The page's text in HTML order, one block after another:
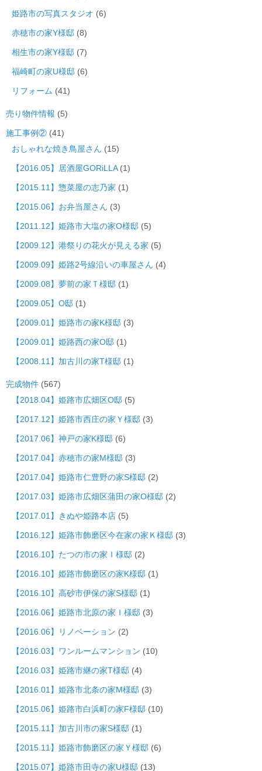
姫路市の写真スタジオ (6)
赤穂市の家Y様邸 (8)
相生市の家Y様邸 (7)
福崎町の家U様邸 (6)
リフォーム (41)
売り物件情報 (5)
施工事例② (41)
おしゃれな焼き鳥屋さん (15)
【2016.05】居酒屋GORiLLA(1)
【2015.11】惣菜屋の志乃家 (1)
【2015.06】お弁当屋さん (3)
【2011.12】姫路市大塩の家O様邸 (5)
【2009.12】港祭りの花火が見える家 (5)
【2009.09】姫路2号線沿いの車屋さん (4)
【2009.08】夢前の家Ｔ様邸 (1)
【2009.05】O邸 (1)
【2009.01】姫路市の家K様邸 (3)
【2009.01】姫路西の家O邸 (1)
【2008.11】加古川の家T様邸 (1)
完成物件 (567)
【2018.04】姫路市広畑区O邸 (5)
【2017.12】姫路市西庄の家Ｙ様邸 (3)
【2017.06】神戸の家K様邸 (6)
【2017.04】赤穂市の家M様邸 (3)
【2017.04】姫路市仁豊野の家S様邸 (2)
【2017.03】姫路市広畑区蒲田の家O様邸 (2)
【2017.01】きぬや姫路本店 (5)
【2016.12】姫路市飾磨区今在家の家Ｋ様邸 (3)
【2016.10】たつの市の家Ｉ様邸 (2)
【2016.10】姫路市飾磨区の家K様邸 (1)
【2016.10】高砂市伊保の家S様邸 (1)
【2016.06】姫路市北原の家Ｉ様邸 (3)
【2016.06】リノベーション (2)
【2016.03】ワンルームマンション (10)
【2016.03】姫路市継の家T様邸 (4)
【2016.01】姫路市北条の家M様邸 (3)
【2015.06】姫路市白浜町の家F様邸 (10)
【2015.11】加古川市の家S様邸 (1)
【2015.11】姫路市飾磨区の家Ｙ様邸 (6)
【2015.07】姫路市田寺の家U様邸 (13)